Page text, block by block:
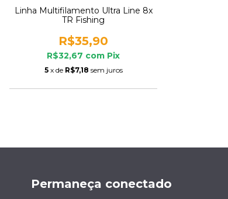
Linha Multifilamento Ultra Line 8x
TR Fishing
R$35,90
R$32,67 com Pix
5 x de R$7,18 sem juros
Permaneça conectado